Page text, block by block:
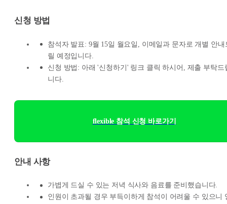
신청 방법
참석자 발표: 9월 15일 월요일, 이메일과 문자로 개별 안내
릴 예정입니다.
신청 방법: 아래 '신청하기' 링크 클릭 하시어, 제출 부탁드
니다.
flexible 참석 신청 바로가기
안내 사항
가볍게 드실 수 있는 저녁 식사와 음료를 준비했습니다.
인원이 초과될 경우 부득이하게 참석이 어려울 수 있으니